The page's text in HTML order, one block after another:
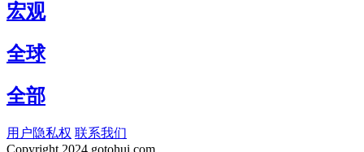
宏观
全球
全部
用户隐私权 联系我们
Copyright 2024 gotohui.com